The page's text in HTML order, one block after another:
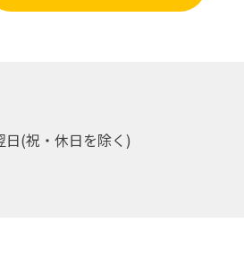
日(祝・休日を除く)